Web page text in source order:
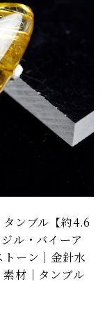
ンブル【約4.6
ル・バイーア
ーン｜金針水
材｜タンブル